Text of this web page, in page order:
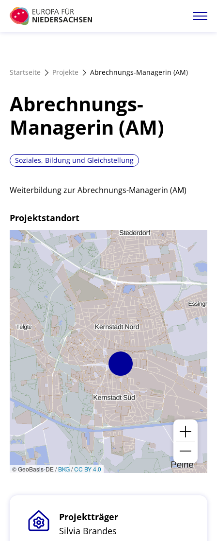
Direkt
zum
Förderangebote
Startseite Projekte Abrechnungs-Managerin (AM)
Abrechnungs-
Managerin (AM)
Soziales, Bildung und Gleichstellung
Weiterbildung zur Abrechnungs-Managerin (AM)
Projektstandort
© GeoBasis-DE /BKG/CC BY 4.0
Projektträger
Silvia Brandes